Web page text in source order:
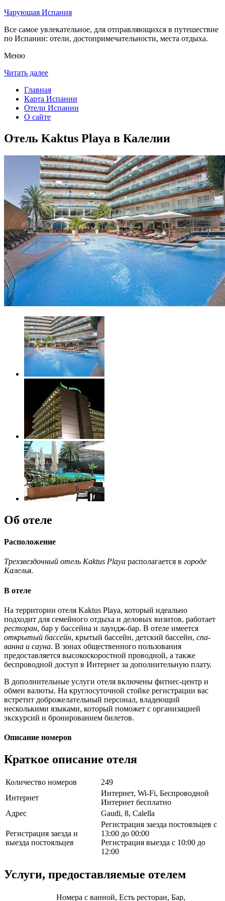
Чарующая Испания
Все самое увлекательное, для отправляющихся в путешествие
по Испании: отели, достопримечательности, места отдыха.
Меню
Читать далее
Главная
Карта Испании
Отели Испании
О сайте
Отель Kaktus Playa в Калелии
Об отеле
Расположение
Трехзвездочный отель Kaktus Playa располагается в городе
Калелья.
В отеле
На территории отеля Kaktus Playa, который идеально
подходит для семейного отдыха и деловых визитов, работает
ресторан, бар у бассейна и лаундж-бар. В отеле имеется
открытый бассейн, крытый бассейн, детский бассейн, спа-
ванна и сауна. В зонах общественного пользования
предоставляется высокоскоростной проводной, а также
беспроводной доступ в Интернет за дополнительную плату.
В дополнительные услуги отеля включены фитнес-центр и
обмен валюты. На круглосуточной стойке регистрации вас
встретит доброжелательный персонал, владеющий
несколькими языками, который поможет с организацией
экскурсий и бронированием билетов.
Описание номеров
Краткое описание отеля
Количество номеров
249
Интернет
Интернет, Wi-Fi, Беспроводной
Интернет бесплатно
Адрес
Gaudi, 8, Calella
Регистрация заезда и
выезда постояльцев
Регистрация заезда постояльцев с
13:00 до 00:00
Регистрация выезда с 10:00 до
12:00
Услуги, предоставляемые отелем
Номера с ванной, Есть ресторан, Бар,